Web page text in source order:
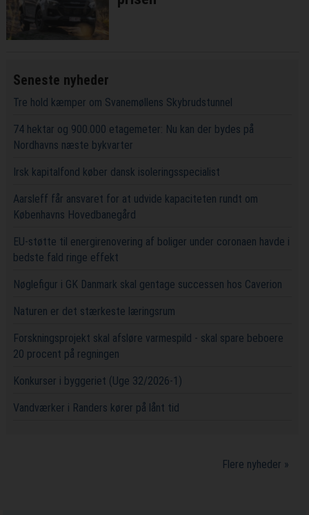
Seneste nyheder
Tre hold kæmper om Svanemøllens Skybrudstunnel
74 hektar og 900.000 etagemeter: Nu kan der bydes på
Nordhavns næste bykvarter
Irsk kapitalfond køber dansk isoleringsspecialist
Aarsleff får ansvaret for at udvide kapaciteten rundt om
Københavns Hovedbanegård
EU-støtte til energirenovering af boliger under coronaen havde i
bedste fald ringe effekt
Nøglefigur i GK Danmark skal gentage successen hos Caverion
Naturen er det stærkeste læringsrum
Forskningsprojekt skal afsløre varmespild - skal spare beboere
20 procent på regningen
Konkurser i byggeriet (Uge 32/2026-1)
Vandværker i Randers kører på lånt tid
Flere nyheder »